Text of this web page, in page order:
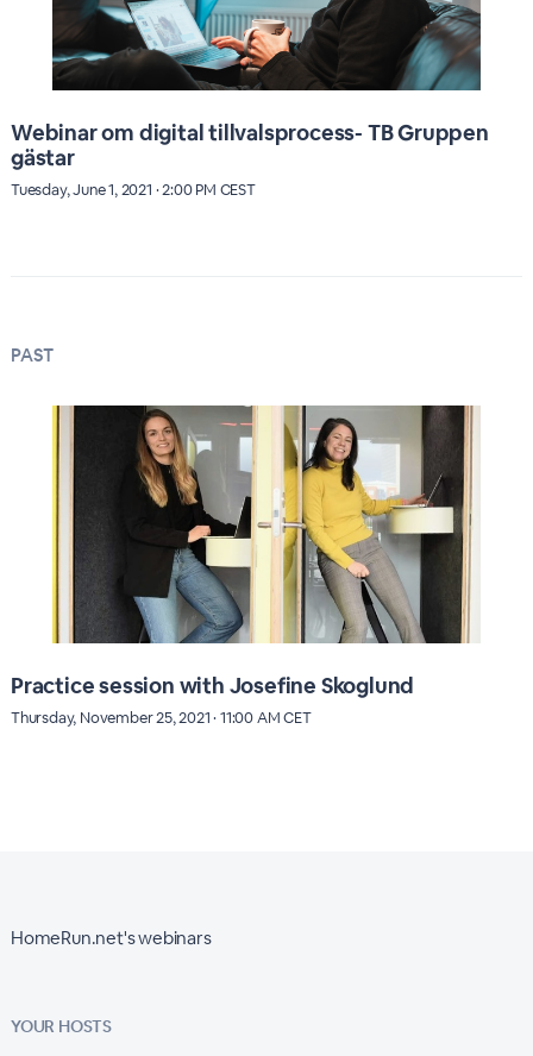
Webinar om digital tillvalsprocess- TB Gruppen
gästar
Tuesday, June 1, 2021 · 2:00 PM CEST
PAST
Practice session with Josefine Skoglund
Thursday, November 25, 2021 · 11:00 AM CET
HomeRun.net's webinars
YOUR HOSTS